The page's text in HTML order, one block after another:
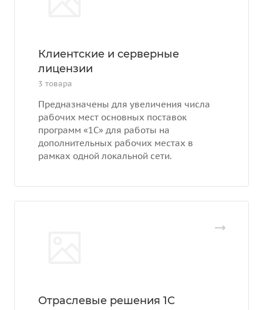
Клиентские и серверные
лицензии
3 товара
Предназначены для увеличения числа
рабочих мест основных поставок
программ «1С» для работы на
дополнительных рабочих местах в
рамках одной локальной сети.
Отраслевые решения 1С